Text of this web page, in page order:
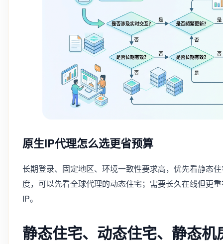
原生IP代理怎么选更省预算
长期登录、固定地区、环境一致性要求高，优先看静态
度，可以先看全球代理的动态住宅；需要长久在线但更
IP。
静态住宅、动态住宅、静态